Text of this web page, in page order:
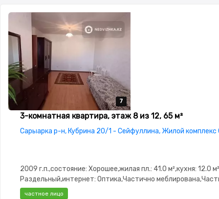
7
7
7
7
7
3-комнатная квартира, этаж 8 из 12, 65 м²
Сарыарка р-н, Кубрина 20/1 - Сейфуллина, Жилой комплекс
2009 г.п.,состояние: Хорошее,жилая пл.: 41.0 м²,кухня: 12.0
Раздельный,интернет: Оптика,Частично
меблирована,паркинг:
частное лицо